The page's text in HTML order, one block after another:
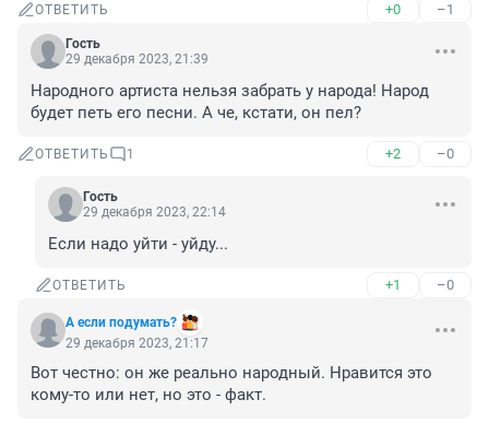
ОТВЕТИТЬ +0 –1
Гость
29 декабря 2023, 21:39
Народного артиста нельзя забрать у народа! Народ
будет петь его песни. А че, кстати, он пел?
ОТВЕТИТЬ 1 +2 –0
Гость
29 декабря 2023, 22:14
Если надо уйти - уйду...
ОТВЕТИТЬ +1 –0
А если подумать?
29 декабря 2023, 21:17
Вот честно: он же реально народный. Нравится это
кому-то или нет, но это - факт.